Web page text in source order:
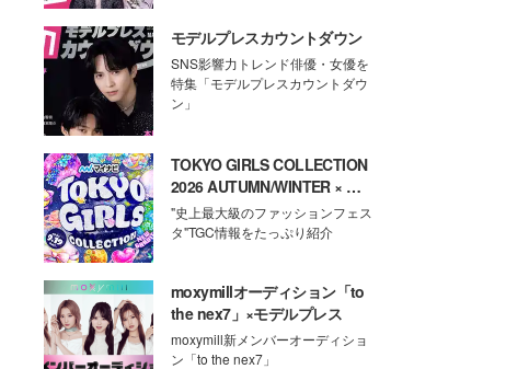
モデルプレスカウントダウン
SNS影響力トレンド俳優・女優を
特集「モデルプレスカウントダウ
ン」
TOKYO GIRLS COLLECTION
2026 AUTUMN/WINTER × モ
デルプレス
"史上最大級のファッションフェス
タ"TGC情報をたっぷり紹介
moxymillオーディション「to
the nex7」×モデルプレス
moxymill新メンバーオーディショ
ン「to the nex7」